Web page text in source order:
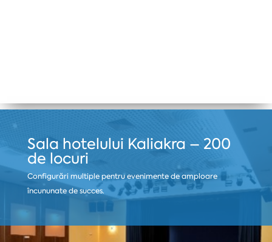
Sala hotelului Kaliakra – 200
de locuri
Configurări multiple pentru evenimente de amploare
încununate de succes.